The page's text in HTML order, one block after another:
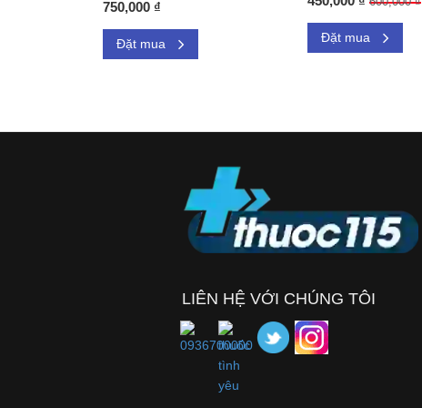
750,000 ₫
Đặt mua Đặt mua
LIÊN HỆ VỚI CHÚNG TÔI